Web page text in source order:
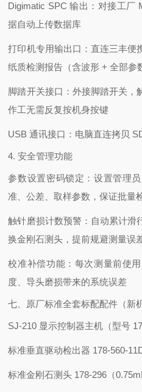
Digimatic SPC 输出：对接工厂
据自动上传数据库
打印机专用输出口：直连三丰便
纸质检测报告（含波形 + 全部参
脚踏开关接口：外接脚踏开关，
作工无需反复按机身按键
USB 通讯接口：电脑直连拷贝
4. 安全管理功能
参数设置密码锁定：设置管理
准、公差、取样参数，保证批量
触针磨损计数预警：自动累计滑
换金刚石测头，提前规避测量误
校准补偿功能：每次测量前使
度、导头磨损带来的系统误差
七、原厂标准全套标配配件（新
SJ-210 显示控制器主机（型号
标准垂直驱动检出器 178-560-
标准金刚石测头 178-296（